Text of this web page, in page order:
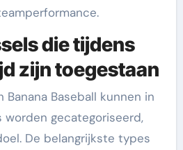
die tijdens
zijn toegestaan
Banana Baseball kunnen in
gecategoriseerd,
De belangrijkste types